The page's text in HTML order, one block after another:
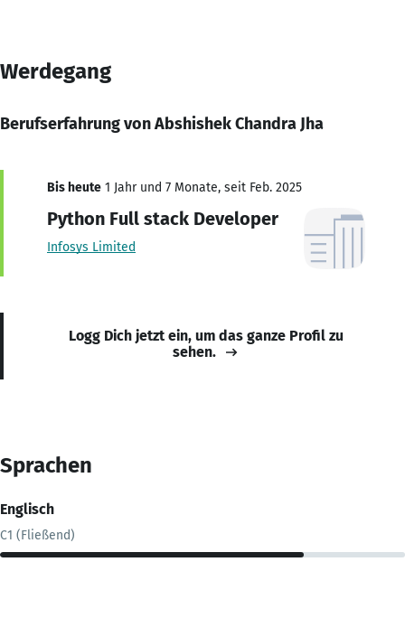
Werdegang
Berufserfahrung von Abshishek Chandra Jha
Bis heute 1 Jahr und 7 Monate, seit Feb. 2025
Python Full stack Developer
Infosys Limited
Logg Dich jetzt ein, um das ganze Profil zu
sehen.
Sprachen
Englisch
C1 (Fließend)